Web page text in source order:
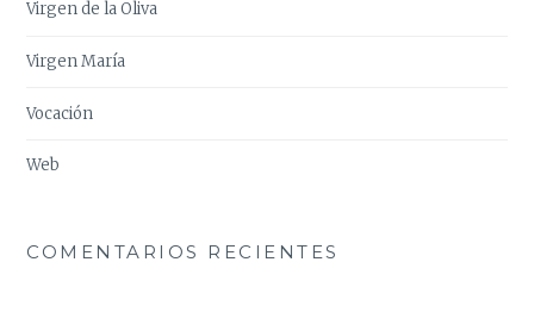
Virgen de la Oliva
Virgen María
Vocación
Web
COMENTARIOS RECIENTES